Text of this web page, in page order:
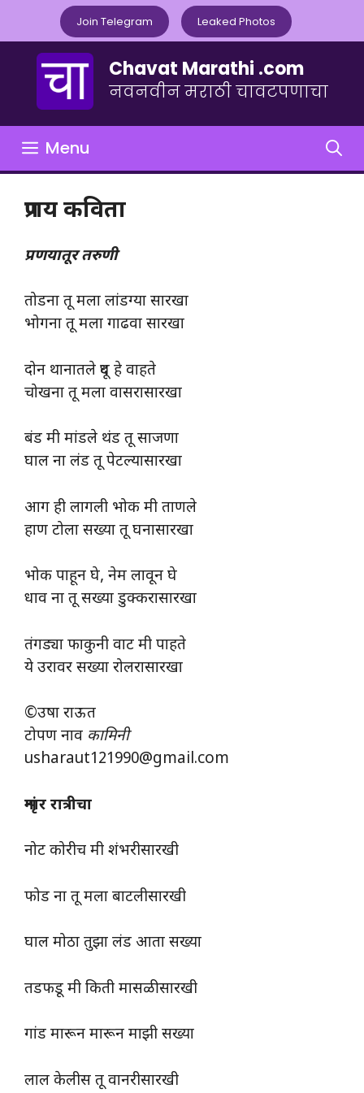
content
Join Telegram Leaked Photos
Chavat Marathi .com
नवनवीन मराठी चावटपणाचा
Menu
प्रणय कविता
प्रणयातूर तरुणी
तोडना तू मला लांडग्या सारखा
भोगना तू मला गाढवा सारखा
दोन थानातले दूध हे वाहते
चोखना तू मला वासरासारखा
बंड मी मांडले थंड तू साजणा
घाल ना लंड तू पेटल्यासारखा
आग ही लागली भोक मी ताणले
हाण टोला सख्या तू घनासारखा
भोक पाहून घे, नेम लावून घे
धाव ना तू सख्या डुक्करासारखा
तंगड्या फाकुनी वाट मी पाहते
ये उरावर सख्या रोलरासारखा
©उषा राऊत
टोपण नाव कामिनी
usharaut121990@gmail.com
शृंगार रात्रीचा
नोट कोरीच मी शंभरीसारखी
फोड ना तू मला बाटलीसारखी
घाल मोठा तुझा लंड आता सख्या
तडफडू मी किती मासळीसारखी
गांड मारून मारून माझी सख्या
लाल केलीस तू वानरीसारखी